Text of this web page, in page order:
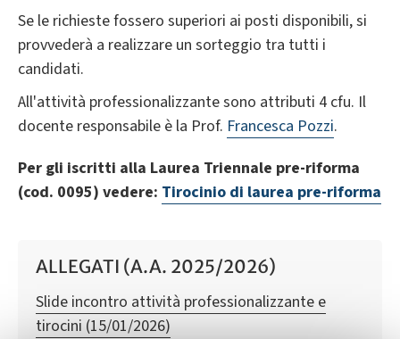
Se le richieste fossero superiori ai posti disponibili, si
provvederà a realizzare un sorteggio tra tutti i
candidati.
All'attività professionalizzante sono attributi 4 cfu. Il
docente responsabile è la Prof. Francesca Pozzi.
Per gli iscritti alla Laurea Triennale pre-riforma
(cod. 0095) vedere: Tirocinio di laurea pre-riforma
ALLEGATI (A.A. 2025/2026)
Slide incontro attività professionalizzante e
tirocini (15/01/2026)